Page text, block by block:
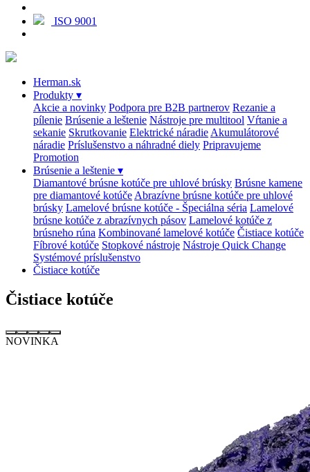
ISO 9001
Herman.sk
Produkty ▾
Akcie a novinky Podpora pre B2B partnerov Rezanie a
pílenie Brúsenie a leštenie Nástroje pre multitool Vŕtanie a
sekanie Skrutkovanie Elektrické náradie Akumulátorové
náradie Príslušenstvo a náhradné diely Pripravujeme
Promotion
Brúsenie a leštenie ▾
Diamantové brúsne kotúče pre uhlové brúsky Brúsne kamene
pre diamantové kotúče Abrazívne brúsne kotúče pre uhlové
brúsky Lamelové brúsne kotúče - Špeciálna séria Lamelové
brúsne kotúče z abrazívnych pásov Lamelové kotúče z
brúsneho rúna Kombinované lamelové kotúče Čistiace kotúče
Fíbrové kotúče Stopkové nástroje Nástroje Quick Change
Systémové príslušenstvo
Čistiace kotúče
Čistiace kotúče
NOVINKA